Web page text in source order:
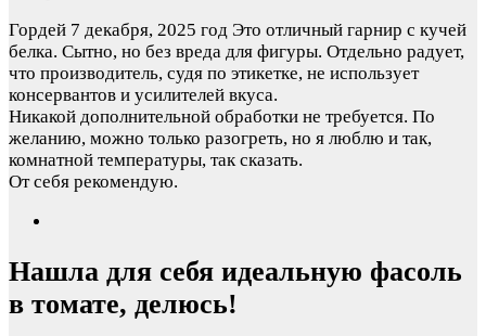
Гордей 7 декабря, 2025 год Это отличный гарнир с кучей
белка. Сытно, но без вреда для фигуры. Отдельно радует,
что производитель, судя по этикетке, не использует
консервантов и усилителей вкуса.
Никакой дополнительной обработки не требуется. По
желанию, можно только разогреть, но я люблю и так,
комнатной температуры, так сказать.
От себя рекомендую.
Нашла для себя идеальную фасоль
в томате, делюсь!